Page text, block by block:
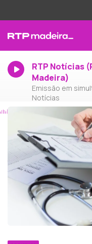
RTP Notícias
Madeira)
Emissão em
Notícias